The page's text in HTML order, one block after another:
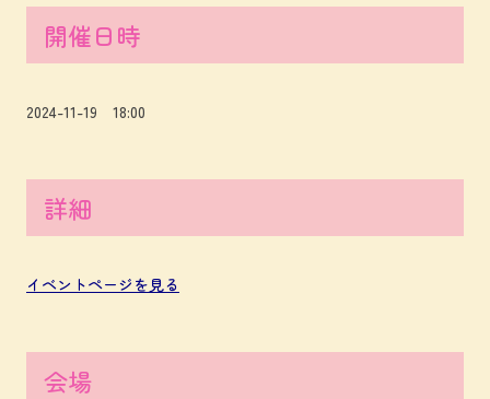
開催日時
2024-11-19 18:00
詳細
イベントページを見る
会場